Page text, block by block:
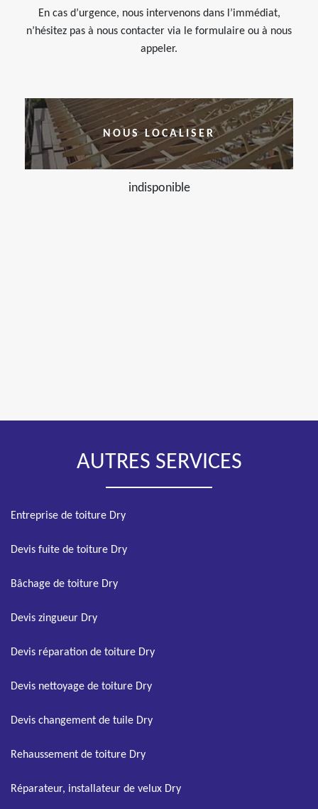
En cas d’urgence, nous intervenons dans l’immédiat,
n’hésitez pas à nous contacter via le formulaire ou à nous
appeler.
NOUS LOCALISER
indisponible
AUTRES SERVICES
Entreprise de toiture Dry
Devis fuite de toiture Dry
Bâchage de toiture Dry
Devis zingueur Dry
Devis réparation de toiture Dry
Devis nettoyage de toiture Dry
Devis changement de tuile Dry
Rehaussement de toiture Dry
Réparateur, installateur de velux Dry